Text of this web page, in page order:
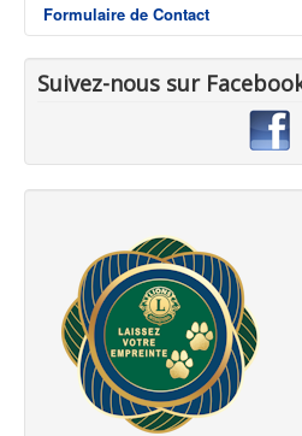
Formulaire de Contact
Envoyer un e-mail.
précédés d'un * sont
Nom*
E-mail*
Sujet*
Suivez-nous sur